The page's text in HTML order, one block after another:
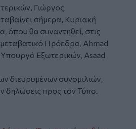
Γιώργος
σήμερα, Κυριακή
όπου θα συναντηθεί, στις
μεταβατικό Πρόεδρο, Ahmad
Υπουργό Εξωτερικών, Asaad
διευρυμένων συνομιλιών,
δηλώσεις προς τον Τύπο.